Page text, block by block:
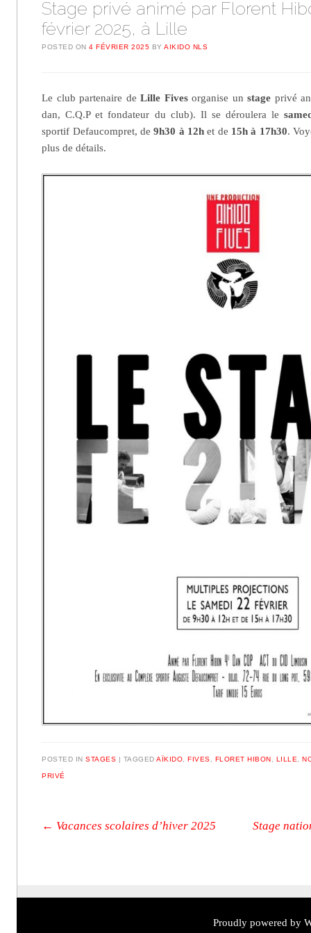
Stage privé animé par Florent
février 2025, à Lille
POSTED ON4 FÉVRIER 2025 BYAIKIDO NLS
Le club partenaire deLille Fivesorganise unstage privé
dan, C.Q.P et fondateur du club). Il se déroulera le
sportif Defaucompret, de9h30 à 12h et de 15h à 17h30.
plus de détails.
POSTED INSTAGES | TAGGEDAÏKIDO ,FIVES FLORET HIBON LILLE ,
PRIVÉ
Post navigation
← Vacances scolaires d’hiver 2025 Stage
Proudly powered by